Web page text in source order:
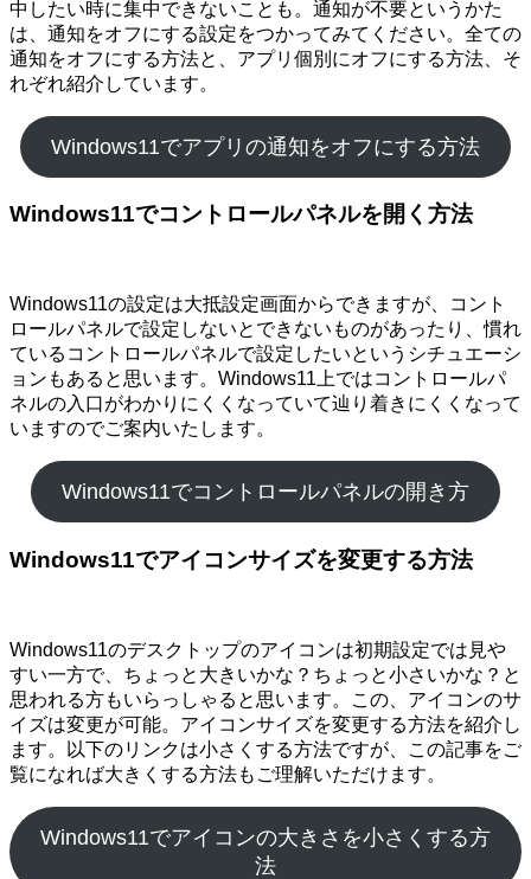
中したい時に集中できないことも。通知が不要というかた
は、通知をオフにする設定をつかってみてください。全ての
通知をオフにする方法と、アプリ個別にオフにする方法、そ
れぞれ紹介しています。
Windows11でアプリの通知をオフにする方法
Windows11でコントロールパネルを開く方法
Windows11の設定は大抵設定画面からできますが、コント
ロールパネルで設定しないとできないものがあったり、慣れ
ているコントロールパネルで設定したいというシチュエーシ
ョンもあると思います。Windows11上ではコントロールパ
ネルの入口がわかりにくくなっていて辿り着きにくくなって
いますのでご案内いたします。
Windows11でコントロールパネルの開き方
Windows11でアイコンサイズを変更する方法
Windows11のデスクトップのアイコンは初期設定では見や
すい一方で、ちょっと大きいかな？ちょっと小さいかな？と
思われる方もいらっしゃると思います。この、アイコンのサ
イズは変更が可能。アイコンサイズを変更する方法を紹介し
ます。以下のリンクは小さくする方法ですが、この記事をご
覧になれば大きくする方法もご理解いただけます。
Windows11でアイコンの大きさを小さくする方
法